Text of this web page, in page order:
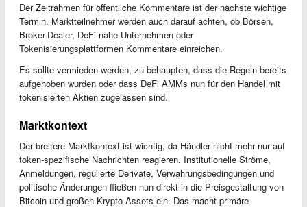
Der Zeitrahmen für öffentliche Kommentare ist der nächste wichtige
Termin. Marktteilnehmer werden auch darauf achten, ob Börsen,
Broker-Dealer, DeFi-nahe Unternehmen oder
Tokenisierungsplattformen Kommentare einreichen.
Es sollte vermieden werden, zu behaupten, dass die Regeln bereits
aufgehoben wurden oder dass DeFi AMMs nun für den Handel mit
tokenisierten Aktien zugelassen sind.
Marktkontext
Der breitere Marktkontext ist wichtig, da Händler nicht mehr nur auf
token-spezifische Nachrichten reagieren. Institutionelle Ströme,
Anmeldungen, regulierte Derivate, Verwahrungsbedingungen und
politische Änderungen fließen nun direkt in die Preisgestaltung von
Bitcoin und großen Krypto-Assets ein. Das macht primäre